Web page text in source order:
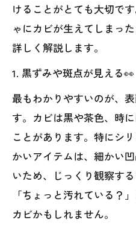
けることがとても大切で
ゃにカビが生えてしまっ
詳しく解説します。
1. 黒ずみや斑点が見える👀
最もわかりやすいのが、
す。カビは黒や茶色、時
ことがあります。特にシ
かいアイテムは、細かい
いため、じっくり観察す
「ちょっと汚れている？
カビかもしれません。